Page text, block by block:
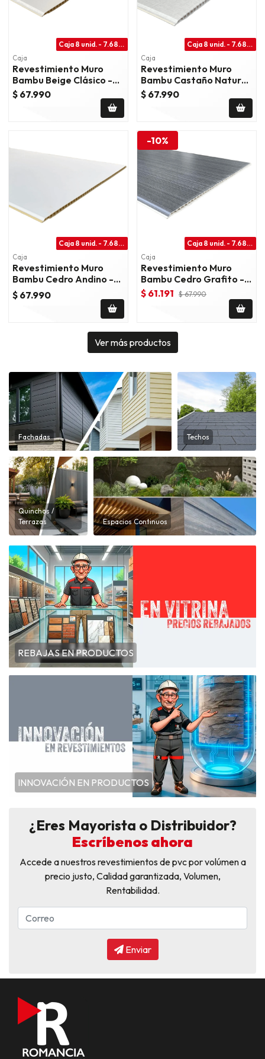
Caja 8 unid. - 7.68m2
Caja
Revestimiento Muro
Bambu Beige Clásico -
P48b-Ed40
$ 67.990
Caja 8 unid. - 7.68m2
Caja
Revestimiento Muro
Bambu Castaño Natural
- Hc-135
$ 67.990
Caja 8 unid. - 7.68m2
Caja
Revestimiento Muro
Bambu Cedro Andino -
Rc-014s
$ 67.990
-10%
Caja 8 unid. - 7.68m2
Caja
Revestimiento Muro
Bambu Cedro Grafito -
Hc-206
$ 61.191 $ 67.990
Ver más productos
Fachadas Techos
Quinchos /
Terrazas
Espacios Continuos
REBAJAS EN PRODUCTOS
INNOVACIÓN EN PRODUCTOS
¿Eres Mayorista o Distribuidor?
Escríbenos ahora
Accede a nuestros revestimientos de pvc por volúmen a
precio justo, Calidad garantizada, Volumen,
Rentabilidad.
Enviar